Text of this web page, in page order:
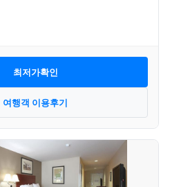
최저가확인
여행객 이용후기